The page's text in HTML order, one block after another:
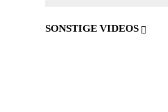
SONSTIGE VIDEOS